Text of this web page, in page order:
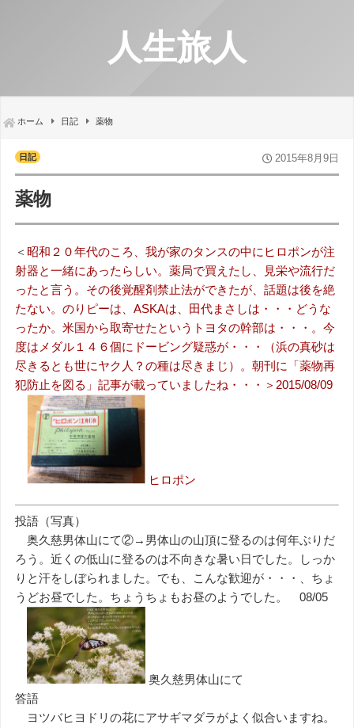
人生旅人
ホーム 日記 薬物
日記 2015年8月9日
薬物
＜ 昭和２０年代のころ、我が家のタンスの中にヒロポンが注
射器と一緒にあったらしい。薬局で買えたし、見栄や流行だ
ったと言う。その後覚醒剤禁止法ができたが、話題は後を絶
たない。のりピーは、ASKAは、田代まさしは・・・どうな
ったか。米国から取寄せたというトヨタの幹部は・・・。今
度はメダル１４６個にドービング疑惑が・・・（浜の真砂は
尽きるとも世にヤク人？の種は尽きまじ）。朝刊に「薬物再
犯防止を図る」記事が載っていましたね・・・＞2015/08/09
ヒロポン
投語（写真）
奥久慈男体山にて②→男体山の山頂に登るのは何年ぶりだ
ろう。近くの低山に登るのは不向きな暑い日でした。しっか
りと汗をしぼられました。でも、こんな歓迎が・・・、ちょ
うどお昼でした。ちょうちょもお昼のようでした。 08/05
奥久慈男体山にて
答語
ヨツバヒヨドリの花にアサギマダラがよく似合いますね。